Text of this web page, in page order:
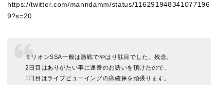
https://twitter.com/manndamm/status/116291948341077196
9?s=20
ミリオンSSA一般は激戦でやはり駄目でした。残念。
2日目はありがたい事に連番のお誘いを頂けたので、
1日目はライブビューイングの席確保を頑張ります。